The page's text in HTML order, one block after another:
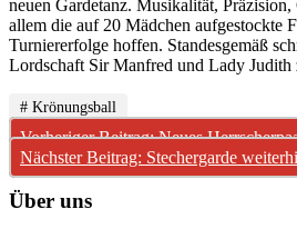
neuen Gardetanz. Musikalität,
allem die auf 20 Mädchen aufgestockte
Turniererfolge hoffen. Standesgemäß
Lordschaft Sir Manfred und Lady Judith
# Krönungsball
Vorheriger Beitrag: Neues
Nächster Beitrag: Stechergarde
Über uns